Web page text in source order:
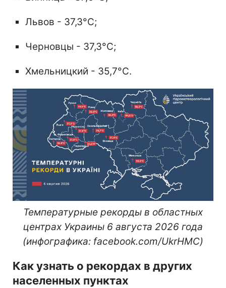
Львов - 37,3°C;
Черновцы - 37,3°C;
Хмельницкий - 35,7°C.
Температурные рекорды в областных
центрах Украины 6 августа 2026 года
(инфографика: facebook.com/UkrHMC)
Как узнать о рекордах в других
населенных пунктах